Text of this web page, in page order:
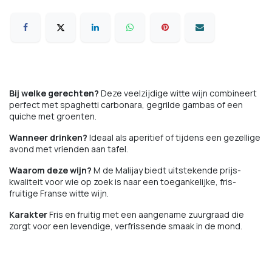
Bij welke gerechten? Deze veelzijdige witte wijn combineert
perfect met spaghetti carbonara, gegrilde gambas of een
quiche met groenten.
Wanneer drinken? Ideaal als aperitief of tijdens een gezellige
avond met vrienden aan tafel.
Waarom deze wijn? M de Malijay biedt uitstekende prijs-
kwaliteit voor wie op zoek is naar een toegankelijke, fris-
fruitige Franse witte wijn.
KarakterFris en fruitig met een aangename zuurgraad die
zorgt voor een levendige, verfrissende smaak in de mond.